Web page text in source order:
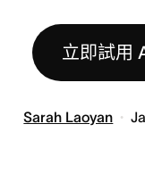
立即試用
Sarah Laoyan